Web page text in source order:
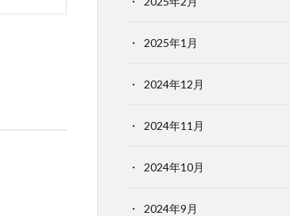
2025年1月
2024年12月
2024年11月
2024年10月
2024年9月